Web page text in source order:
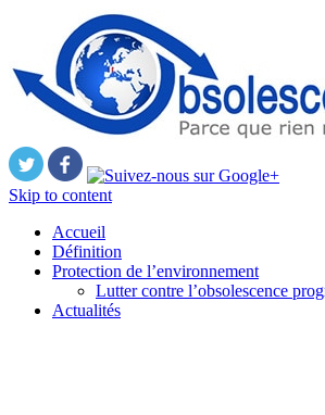
Skip to content
Accueil
Définition
Protection de l’environnement
Lutter contre l’obsolescence
Actualités